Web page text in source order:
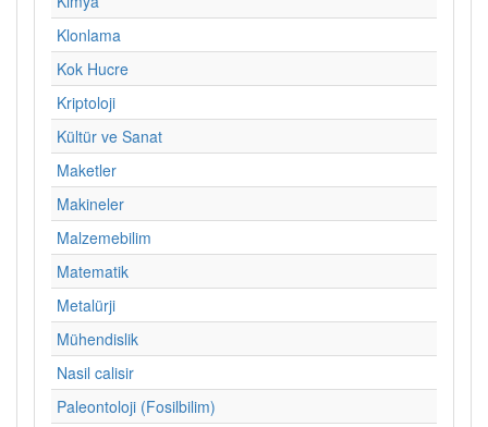
Klonlama
Kok Hucre
Kriptoloji
Kültür ve Sanat
Maketler
Makineler
Malzemebilim
Matematik
Metalürji
Mühendislik
Nasil calisir
Paleontoloji (Fosilbilim)